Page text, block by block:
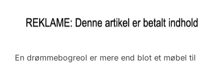
En drømmebogreol er mere end blot et møbel til